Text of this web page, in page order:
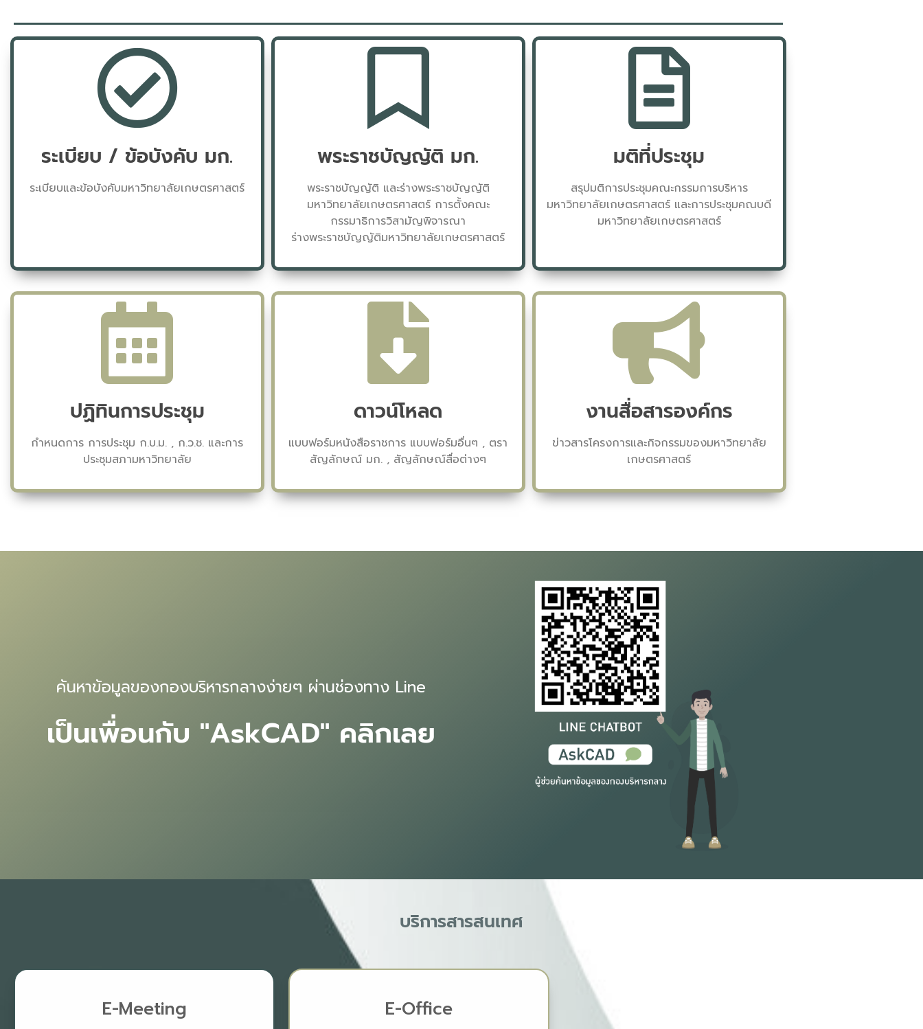
ระเบียบ / ข้อบังคับ มก.
ระเบียบและข้อบังคับมหาวิทยาลัยเกษตรศาสตร์
พระราชบัญญัติ มก.
พระราชบัญญัติ และร่างพระราชบัญญัติ
มหาวิทยาลัยเกษตรศาสตร์ การตั้งคณะ
กรรมาธิการวิสามัญพิจารณา
ร่างพระราชบัญญัติมหาวิทยาลัยเกษตรศาสตร์
มติที่ประชุม
สรุปมติการประชุมคณะกรรมการบริหาร
มหาวิทยาลัยเกษตรศาสตร์ และการประชุมคณบดี
มหาวิทยาลัยเกษตรศาสตร์
ปฏิทินการประชุม
กำหนดการ การประชุม ก.บ.ม. , ก.ว.ช. และการ
ประชุมสภามหาวิทยาลัย
ดาวน์โหลด
แบบฟอร์มหนังสือราชการ แบบฟอร์มอื่นๆ , ตรา
สัญลักษณ์ มก. , สัญลักษณ์สื่อต่างๆ
งานสื่อสารองค์กร
ข่าวสารโครงการและกิจกรรมของมหาวิทยาลัย
เกษตรศาสตร์
ค้นหาข้อมูลของกองบริหารกลางง่ายๆ ผ่านช่องทาง Line
เป็นเพื่อนกับ "AskCAD" คลิกเลย
บริการสารสนเทศ
E-Meeting E-Office